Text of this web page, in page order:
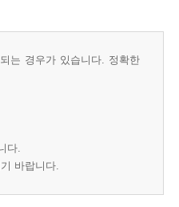
는 경우가 있습니다. 정확한
다.
바랍니다.